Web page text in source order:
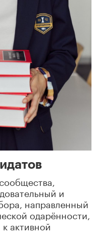
и
направленный
одарённости,
активной